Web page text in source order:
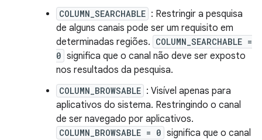
COLUMN_SEARCHABLE : Restringir a pesquisa
de alguns canais pode ser um requisito em
determinadas regiões. COLUMN_SEARCHABLE =
0 significa que o canal não deve ser exposto
nos resultados da pesquisa.
COLUMN_BROWSABLE : Visível apenas para
aplicativos do sistema. Restringindo o canal
de ser navegado por aplicativos.
COLUMN_BROWSABLE = 0 significa que o canal